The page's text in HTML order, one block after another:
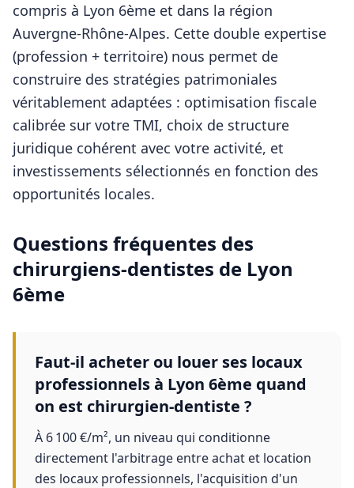
compris à Lyon 6ème et dans la région
Auvergne-Rhône-Alpes. Cette double expertise
(profession + territoire) nous permet de
construire des stratégies patrimoniales
véritablement adaptées : optimisation fiscale
calibrée sur votre TMI, choix de structure
juridique cohérent avec votre activité, et
investissements sélectionnés en fonction des
opportunités locales.
Questions fréquentes des
chirurgiens-dentistes de Lyon
6ème
Faut-il acheter ou louer ses locaux
professionnels à Lyon 6ème quand
on est chirurgien-dentiste ?
À 6 100 €/m², un niveau qui conditionne
directement l'arbitrage entre achat et location
des locaux professionnels, l'acquisition d'un